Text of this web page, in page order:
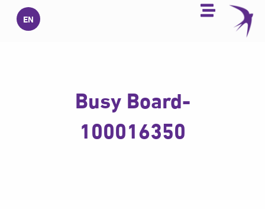
تخطي
المحتوى
EN
Busy Board-
100016350